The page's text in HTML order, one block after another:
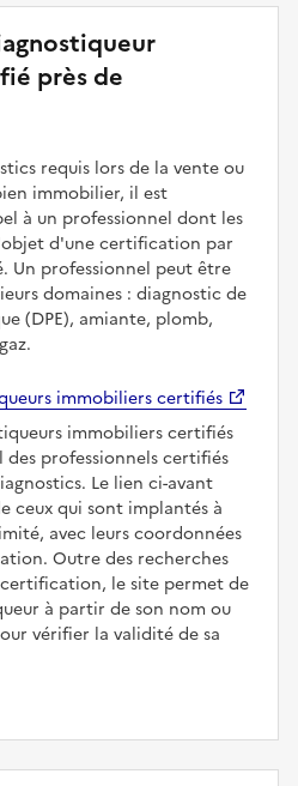
près de
requis lors de la vente ou
immobilier, il est
à un professionnel dont les
d'une certification par
Un professionnel peut être
domaines : diagnostic de
(DPE), amiante, plomb,
immobiliers certifiés
immobiliers certifiés
professionnels certifiés
Le lien ci-avant
ceux qui sont implantés à
avec leurs coordonnées
Outre des recherches
le site permet de
à partir de son nom ou
vérifier la validité de sa